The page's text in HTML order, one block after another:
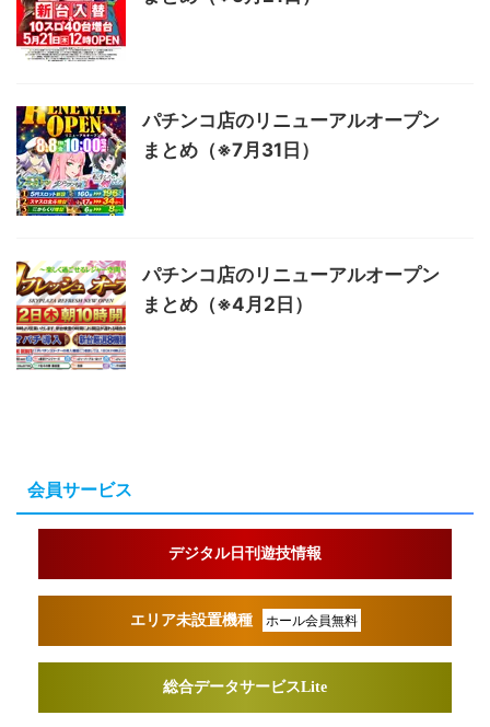
パチンコ店のリニューアルオープン
まとめ（※7月31日）
パチンコ店のリニューアルオープン
まとめ（※4月2日）
会員サービス
デジタル日刊遊技情報
エリア未設置機種 ホール会員無料
総合データサービスLite